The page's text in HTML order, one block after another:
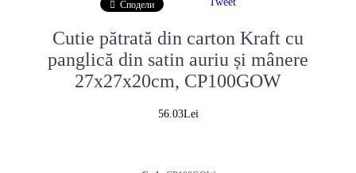
Cutie pătrată din carton Kraft cu
panglică din satin auriu și mânere
27x27x20cm, CP100GOW
56.03Lei
Сподели